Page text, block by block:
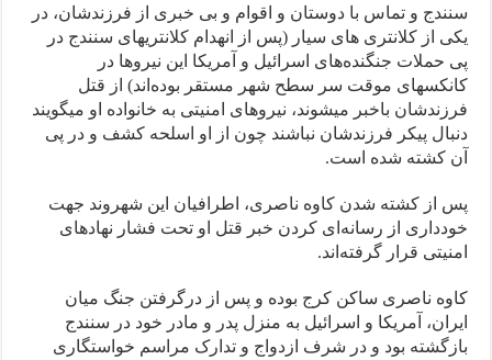
سنندج و تماس با دوستان و اقوام و بی خبری از فرزندشان، در
یکی از کلانتری های سیار (پس از انهدام کلانتریهای سنندج در
پی حملات جنگندەهای اسرائیل و آمریکا این نیروها در
کانکسهای موقت سر سطح شهر مستقر بودەاند) از قتل
فرزندشان باخبر میشوند، نیروهای امنیتی بە خانوادە او میگویند
دنبال پیکر فرزندشان نباشند چون از او اسلحە کشف و در پی
آن کشتە شدە است.
پس از کشته‌ شدن کاوه ناصری، اطرافیان این شهروند جهت
خودداری از رسانه‌ای کردن خبر قتل او تحت فشار نهادهای
امنیتی قرار گرفته‌اند.
کاوه ناصری ساکن کرج بوده و پس از درگرفتن جنگ میان
ایران، آمریکا و اسرائیل به منزل پدر و مادر خود در سنندج
بازگشته بود و در شرف ازدواج و تدارک مراسم خواستگاری